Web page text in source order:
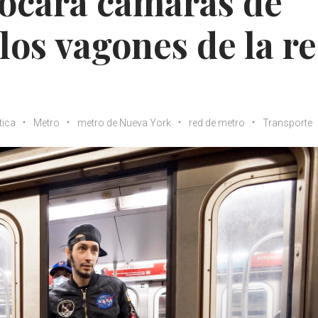
vagones de la
Metro metro de Nueva York red de metro Transporte